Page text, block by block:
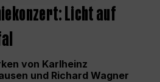
Licht auf
von Karlheinz
und Richard Wagner